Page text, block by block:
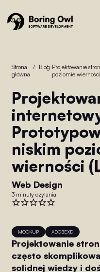
Strona
główna
/ Blog
/ Projektowanie stron internetowych: Prototypowanie na niskim
poziomie
Projektowanie stron
niskim
wierności
Web Design
3 minuty czytania
MOCKUP ADOBEXD
Projektowanie
często
solidnej wiedzy i